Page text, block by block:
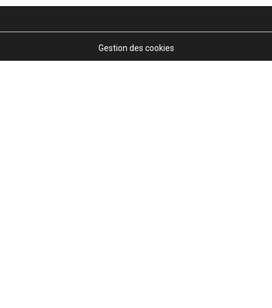
Gestion des cookies